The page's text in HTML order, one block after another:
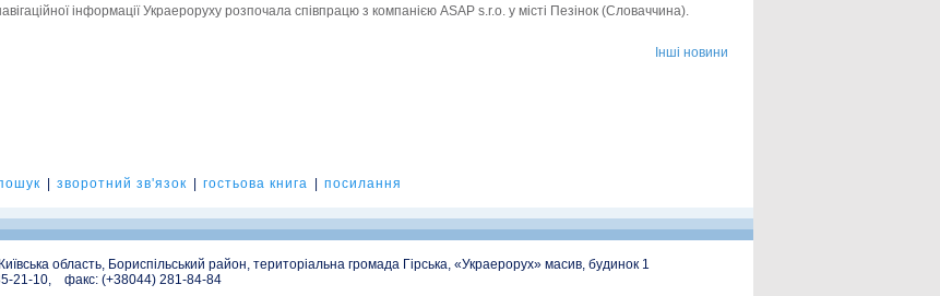
інформації Украероруху розпочала співпрацю з компанією ASAP s.r.o. у місті Пезінок (Словаччина).
Інші новини
зворотний зв'язок гостьова книга посилання
область, Бориспільський район, територіальна громада Гірська, «Украерорух» масив, будинок 1
21-10, факс: (+38044) 281-84-84